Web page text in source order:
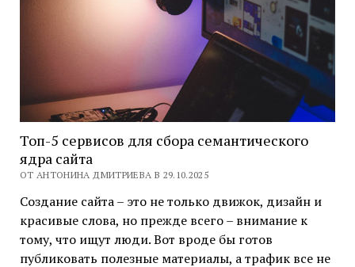
Топ-5 сервисов для сбора семантического
ядра сайта
ОТ АНТОНИНА ДМИТРИЕВА В 29.10.2025
Создание сайта – это не только движок, дизайн и
красивые слова, но прежде всего – внимание к
тому, что ищут люди. Вот вроде бы готов
публиковать полезные материалы, а трафик все не